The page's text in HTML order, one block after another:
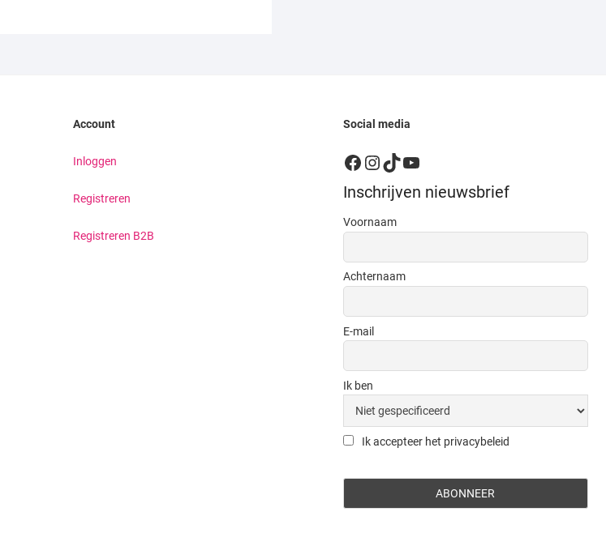
Account
Inloggen
Registreren
Registreren B2B
Social media
Facebook
Instagram
TikTok
YouTube
Inschrijven nieuwsbrief
Voornaam
Achternaam
E-mail
Ik ben
Ik accepteer het privacybeleid